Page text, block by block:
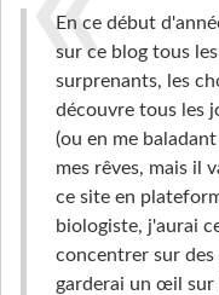
En ce début
sur ce blog tous
surprenants, les
découvre tous les
(ou en me
mes rêves, mais il
ce site en
biologiste, j'aurai
concentrer sur
garderai un œil sur